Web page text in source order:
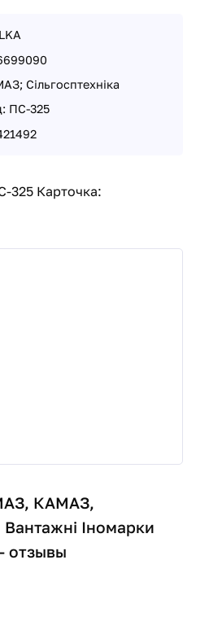
Сільгосптехніка
ПС-325
325 Карточка:
КАМАЗ,
Вантажні Іномарки
отзывы